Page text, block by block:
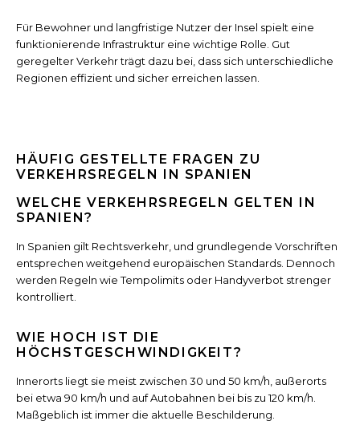
Für Bewohner und langfristige Nutzer der Insel spielt eine
funktionierende Infrastruktur eine wichtige Rolle. Gut
geregelter Verkehr trägt dazu bei, dass sich unterschiedliche
Regionen effizient und sicher erreichen lassen.
HÄUFIG GESTELLTE FRAGEN ZU
VERKEHRSREGELN IN SPANIEN
WELCHE VERKEHRSREGELN GELTEN IN
SPANIEN?
In Spanien gilt Rechtsverkehr, und grundlegende Vorschriften
entsprechen weitgehend europäischen Standards. Dennoch
werden Regeln wie Tempolimits oder Handyverbot strenger
kontrolliert.
WIE HOCH IST DIE
HÖCHSTGESCHWINDIGKEIT?
Innerorts liegt sie meist zwischen 30 und 50 km/h, außerorts
bei etwa 90 km/h und auf Autobahnen bei bis zu 120 km/h.
Maßgeblich ist immer die aktuelle Beschilderung.